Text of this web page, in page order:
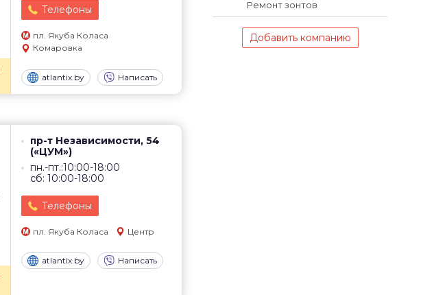
Телефоны
пл. Якуба Коласа
Комаровка
atlantix.by Написать
пр-т Независимости, 54
(«ЦУМ»)
пн.-пт.:10:00-18:00
сб: 10:00-18:00
Телефоны
пл. Якуба Коласа Центр
atlantix.by Написать
Ремонт зонтов
Добавить компанию